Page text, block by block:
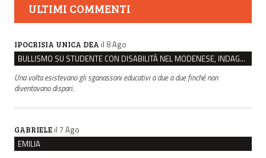
ULTIMI COMMENTI
IPOCRISIA UNICA DEA il 8 Ago
BULLISMO SU STUDENTE CON DISABILITÀ NEL MODENESE, INDAGATI DUE RAGAZZI DI 16 ANNI
Una volta esistevano gli sganassoni educativi a due a due finché non
diventavano dispari.
GABRIELE il 7 Ago
EMILIA